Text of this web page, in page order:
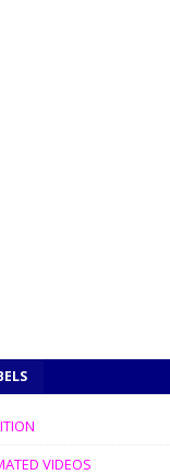
உடனுக்குடன்
VIDEOS